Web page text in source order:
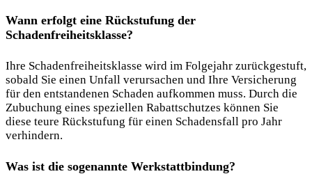
Wann erfolgt eine Rückstufung der
Schadenfreiheitsklasse?
Ihre Schadenfreiheitsklasse wird im Folgejahr zurückgestuft,
sobald Sie einen Unfall verursachen und Ihre Versicherung
für den entstandenen Schaden aufkommen muss. Durch die
Zubuchung eines speziellen Rabattschutzes können Sie
diese teure Rückstufung für einen Schadensfall pro Jahr
verhindern.
Was ist die sogenannte Werkstattbindung?